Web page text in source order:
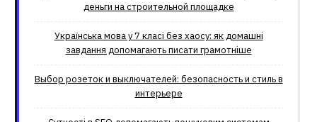
деньги на строительной площадке
Українська мова у 7 класі без хаосу: як домашні
завдання допомагають писати грамотніше
Выбор розеток и выключателей: безопасность и стиль в
интерьере